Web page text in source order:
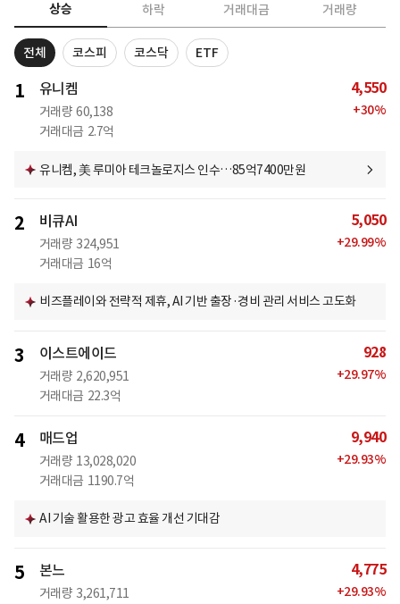
상승 하락 거래대금 거래량
전체 코스피 코스닥 ETF
1 유니켐
거래량 60,138
거래대금 2.7억
4,550
+30%
유니켐, 美 루미아 테크놀로지스 인수…85억7400만원
2 비큐AI
거래량 324,951
거래대금 16억
5,050
+29.99%
비즈플레이와 전략적 제휴, AI 기반 출장·경비 관리 서비스 고도화
3 이스트에이드
거래량 2,620,951
거래대금 22.3억
928
+29.97%
4 매드업
거래량 13,028,020
거래대금 1190.7억
9,940
+29.93%
AI 기술 활용한 광고 효율 개선 기대감
5 본느
거래량 3,261,711
4,775
+29.93%